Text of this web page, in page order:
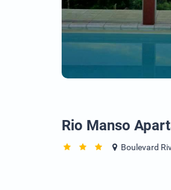
Rio Manso
Boulevard